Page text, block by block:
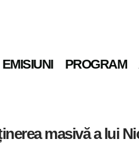
EMISIUNI PROGRAM
masivă a lui